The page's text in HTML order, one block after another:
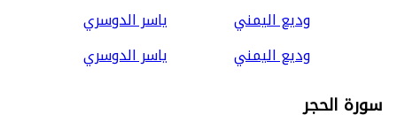
وديع اليمني ياسر الدوسري
سورة الحجر